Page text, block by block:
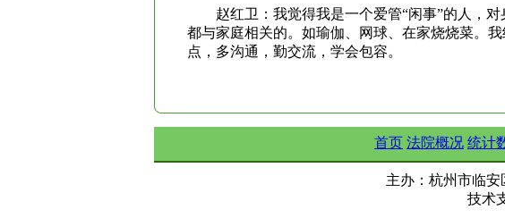
赵红卫：我觉得我是一个爱管“闲事”的人，
都与家庭相关的。如瑜伽、网球、在家烧烧菜。
点，多沟通，勤交流，学会包容。
首页 法院概况 统计
主办：杭州市临安
技术